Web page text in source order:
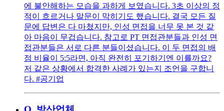
에 불안해하는 모습을 과하게 보였습니다. 3초 이상의 정
적이 흐르거나 말문이 막히기도 했습니다. 결국 모든 질
문에 답변은 다 마쳤지만, 인성 면접을 너무 못 본 것 같
아 마음이 무겁습니다. 참고로 PT 면접관분들과 인성 면
접관분들은 서로 다른 분들이셨습니다. 이 두 면접의 배
점 비율이 5:5라면, 아직 완전히 포기하기엔 이를까요?
저 같은 상황에서 합격한 사례가 있는지 조언을 구합니
다. #공기업